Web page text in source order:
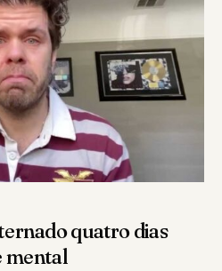
quatro dias
mental